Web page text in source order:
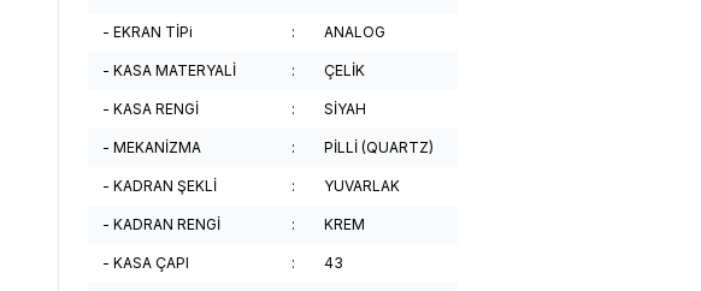
- EKRAN TİPi : ANALOG
- KASA MATERYALİ : ÇELİK
- KASA RENGİ : SİYAH
- MEKANİZMA : PİLLİ (QUARTZ)
- KADRAN ŞEKLİ : YUVARLAK
- KADRAN RENGİ : KREM
- KASA ÇAPI : 43